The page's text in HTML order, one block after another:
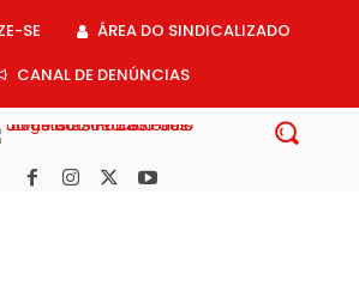
SE
ÁREA DO SINDICALIZADO
CANAL DE DENÚNCIAS